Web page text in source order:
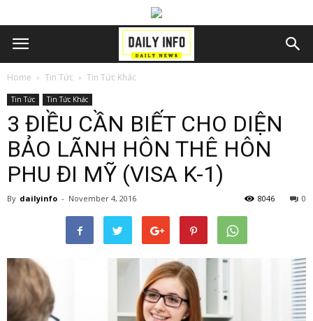
Home Tin Tức Tin Tức Khác
Tin Tức Tin Tức Khác
3 ĐIỀU CẦN BIẾT CHO DIỆN
BẢO LÃNH HÔN THÊ HÔN
PHU ĐI MỸ (VISA K-1)
By dailyinfo - November 4, 2016 0
8046